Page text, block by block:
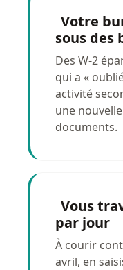
Votre
sous des
Des W-2
qui a «
activité
une
documents.
Vous
par jour
À courir
avril, en